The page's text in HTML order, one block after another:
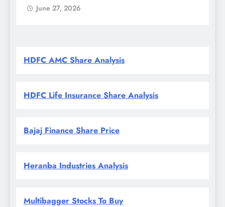
June 27, 2026
HDFC AMC Share Analysis
HDFC Life Insurance Share Analysis
Bajaj Finance Share Price
Heranba Industries Analysis
Multibagger Stocks To Buy